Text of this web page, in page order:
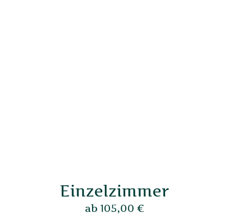
Einzelzimmer
ab 105,00 €